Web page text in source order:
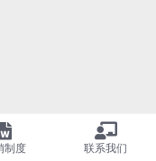
制度 联系我们